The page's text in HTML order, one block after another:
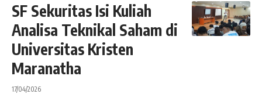
SF Sekuritas Isi Kuliah
Analisa Teknikal Saham di
Universitas Kristen
Maranatha
17/04/2026